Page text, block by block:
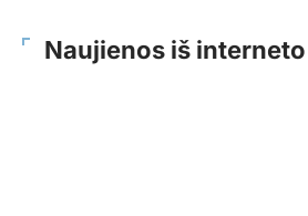
Naujienos iš interneto